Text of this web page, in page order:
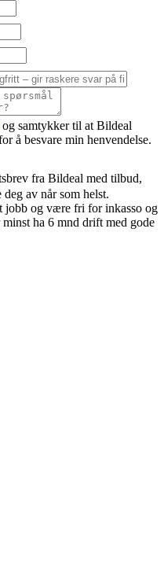
og samtykker til at Bildeal
å besvare min henvendelse.
fra Bildeal med tilbud,
av når som helst.
jobb og være fri for inkasso og
ha 6 mnd drift med gode